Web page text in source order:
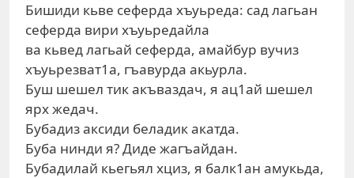
Бишиди кьве сеферда хъуьреда: сад лагьан
сеферда вири хъуьредайла
ва кьвед лагьай сеферда, амайбур вучиз
хъуьрезват1а, гъавурда акьурла.
Буш шешел тик акъваздач, я ац1ай шешел
ярх жедач.
Бубадиз аксиди беладик акатда.
Буба нинди я? Диде жагъайдан.
Бубадилай кьегьял хциз, я балк1ан амукьда,